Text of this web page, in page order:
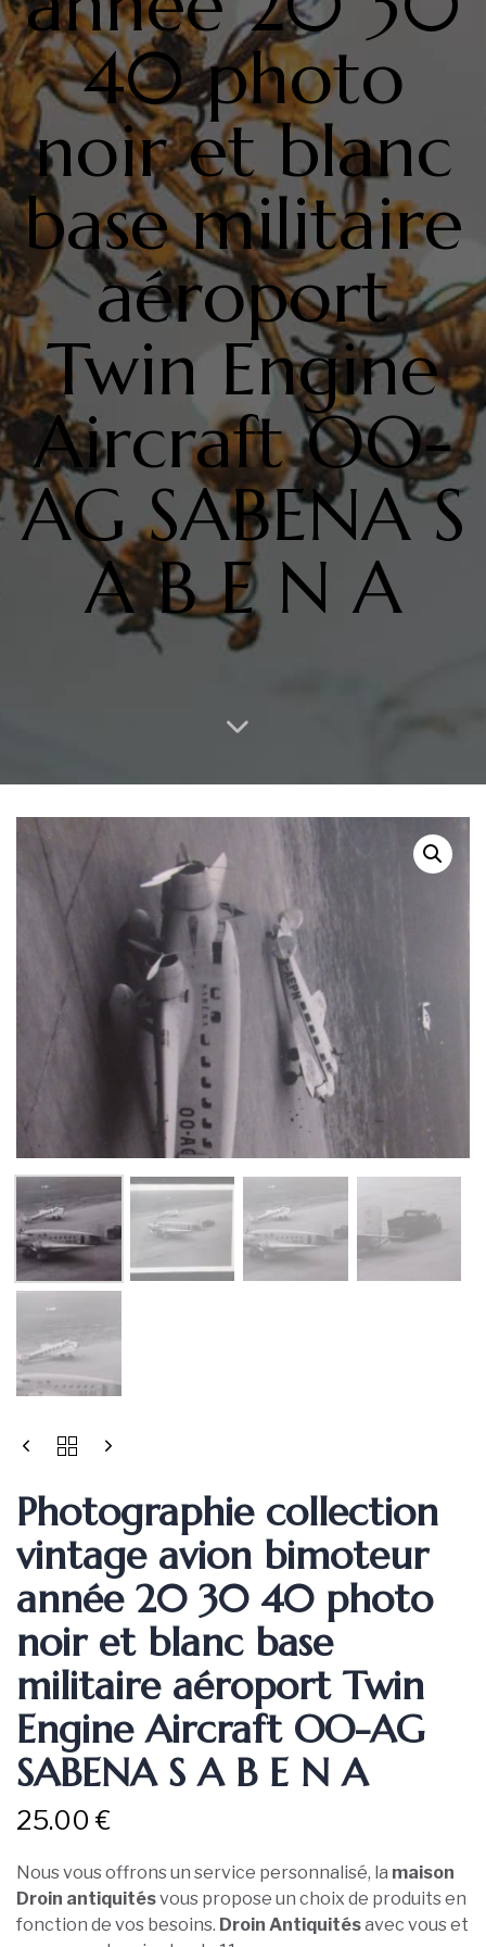
40 photo
noir et blanc
base militaire
aéroport
Twin Engine
Aircraft OO-
AG SABENA S
A B E N A
Photographie collection
vintage avion bimoteur
année 20 30 40 photo
noir et blanc base
militaire aéroport Twin
Engine Aircraft OO-AG
SABENA S A B E N A
25.00 €
Nous vous offrons un service personnalisé, la maison
Droin antiquitésvous propose un choix de produits en
fonction de vos besoins. Droin Antiquitésavec vous et